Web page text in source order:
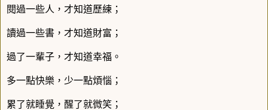
閱過一些人，才知道歷練；
讀過一些書，才知道財富；
過了一輩子，才知道幸福。
多一點快樂，少一點煩惱；
累了就睡覺，醒了就微笑；